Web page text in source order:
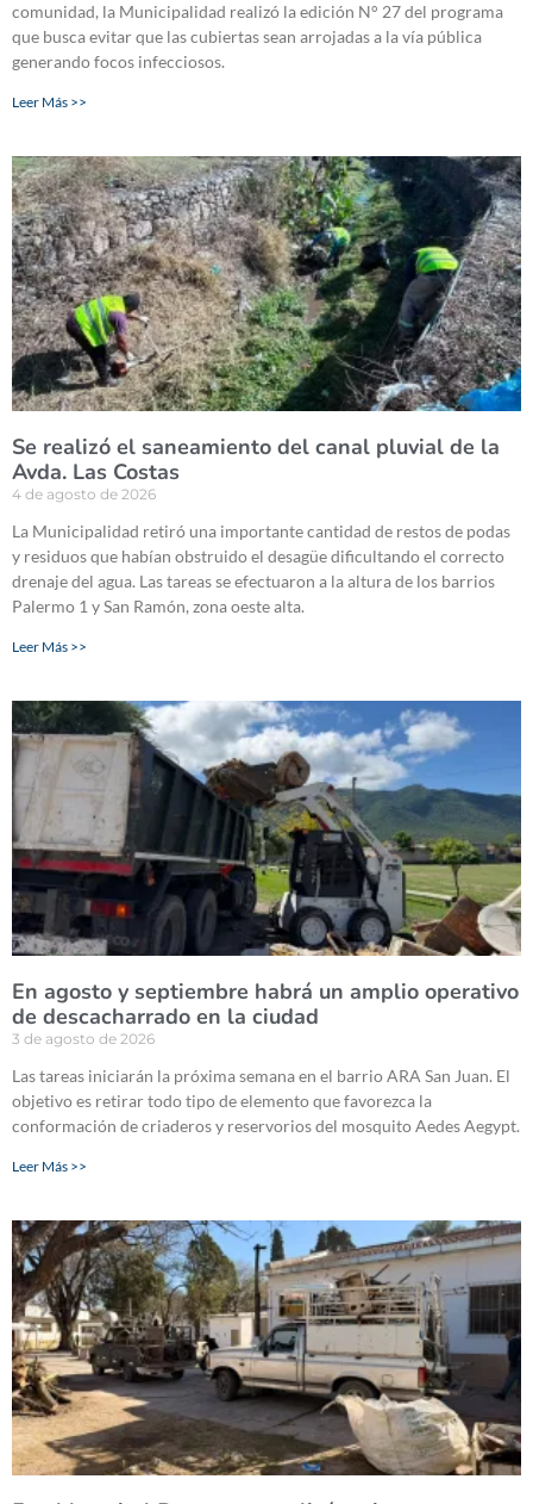
comunidad, la Municipalidad realizó la edición N° 27 del programa
que busca evitar que las cubiertas sean arrojadas a la vía pública
generando focos infecciosos.
Leer Más >>
Se realizó el saneamiento del canal pluvial de la
Avda. Las Costas
4 de agosto de 2026
La Municipalidad retiró una importante cantidad de restos de podas
y residuos que habían obstruido el desagüe dificultando el correcto
drenaje del agua. Las tareas se efectuaron a la altura de los barrios
Palermo 1 y San Ramón, zona oeste alta.
Leer Más >>
En agosto y septiembre habrá un amplio operativo
de descacharrado en la ciudad
3 de agosto de 2026
Las tareas iniciarán la próxima semana en el barrio ARA San Juan. El
objetivo es retirar todo tipo de elemento que favorezca la
conformación de criaderos y reservorios del mosquito Aedes Aegypt.
Leer Más >>